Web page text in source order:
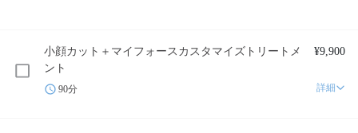
小顔カット＋マイフォースカスタマイズトリートメ
ント
¥9,900
90分 詳細